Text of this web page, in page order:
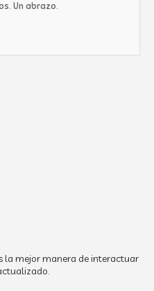
Un abrazo.
la mejor manera de interactuar